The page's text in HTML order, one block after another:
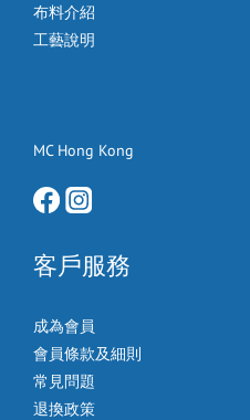
布料介紹
工藝說明
MC Hong Kong
客戶服務
成為會員
會員條款及細則
常見問題
退換政策